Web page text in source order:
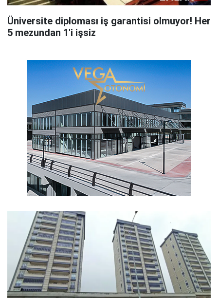
Üniversite diploması iş garantisi olmuyor! Her
5 mezundan 1'i işsiz